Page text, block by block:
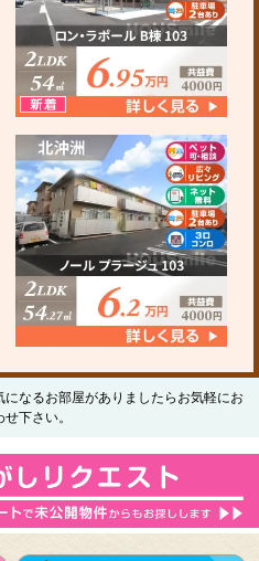
なるお部屋がありましたらお気軽にお
下さい。